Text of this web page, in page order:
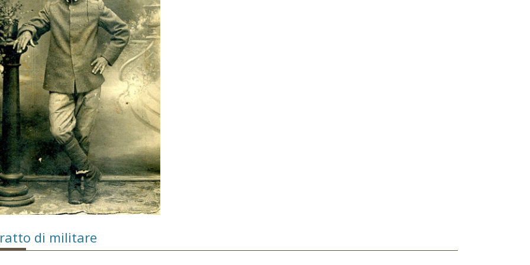
di militare